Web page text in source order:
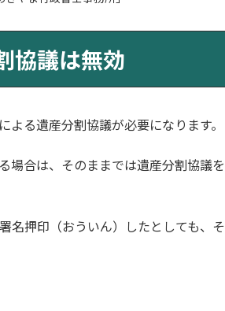
協議は無効
る遺産分割協議が必要になります。
場合は、そのままでは遺産分割協議を
名押印（おういん）したとしても、そ